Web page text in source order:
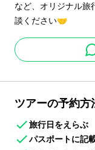
など、オリジナル旅
談ください🤝
ツアーの予約方
旅行日をえらぶ
パスポートに記